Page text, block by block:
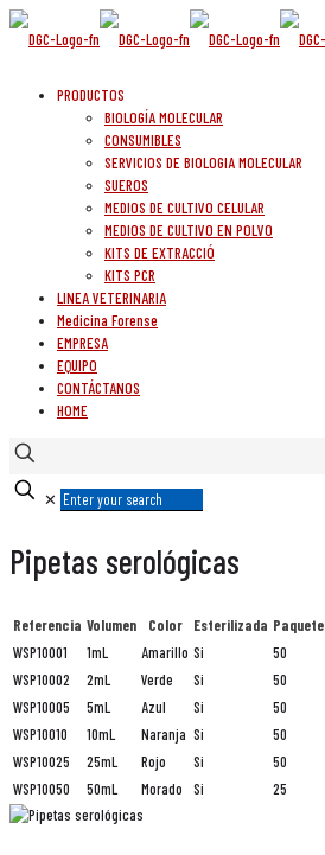
PRODUCTOS
BIOLOGÍA MOLECULAR
CONSUMIBLES
SERVICIOS DE BIOLOGIA MOLECULAR
SUEROS
MEDIOS DE CULTIVO CELULAR
MEDIOS DE CULTIVO EN POLVO
KITS DE EXTRACCIÓ
KITS PCR
LINEA VETERINARIA
Medicina Forense
EMPRESA
EQUIPO
CONTÁCTANOS
HOME
✕
Pipetas serológicas
Referencia Volumen Color Esterilizada Paquete
WSP10001
1mL Amarillo Si 50
WSP10002
2mL Verde Si 50
WSP10005
5mL Azul Si 50
WSP10010
10mL Naranja Si 50
WSP10025
25mL Rojo Si 50
WSP10050
50mL Morado Si 25